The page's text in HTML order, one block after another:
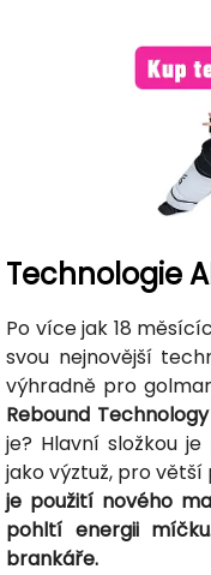
Technologie
Po více jak 18
svou nejnovější
výhradně pro
Rebound
je? Hlavní složkou
jako výztuž, pro
je použití nového
pohltí energii
brankáře.